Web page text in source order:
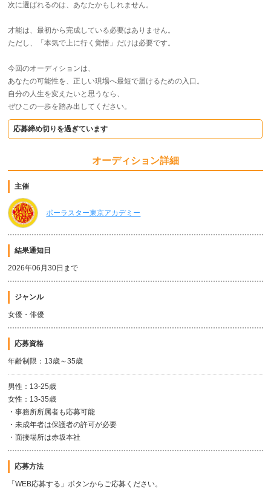
次に選ばれるのは、あなたかもしれません。
才能は、最初から完成している必要はありません。
ただし、「本気で上に行く覚悟」だけは必要です。
今回のオーディションは、
あなたの可能性を、正しい現場へ最短で届けるための入口。
自分の人生を変えたいと思うなら、
ぜひこの一歩を踏み出してください。
応募締め切りを過ぎています
オーディション詳細
主催
ポーラスター東京アカデミー
結果通知日
2026年06月30日まで
ジャンル
女優・俳優
応募資格
年齢制限：13歳～35歳
男性：13-25歳
女性：13-35歳
・事務所所属者も応募可能
・未成年者は保護者の許可が必要
・面接場所は赤坂本社
応募方法
「WEB応募する」ボタンからご応募ください。